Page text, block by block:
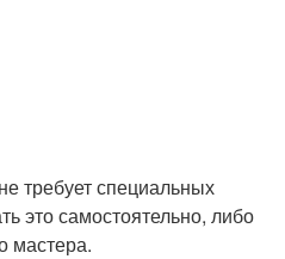
требует специальных
это самостоятельно, либо
мастера.